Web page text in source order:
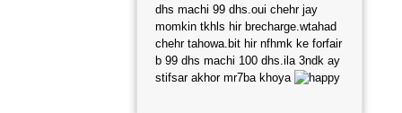
dhs machi 99 dhs.oui chehr jay
momkin tkhls hir brecharge.wtahad
chehr tahowa.bit hir nfhmk ke forfair
b 99 dhs machi 100 dhs.ila 3ndk ay
stifsar akhor mr7ba khoya